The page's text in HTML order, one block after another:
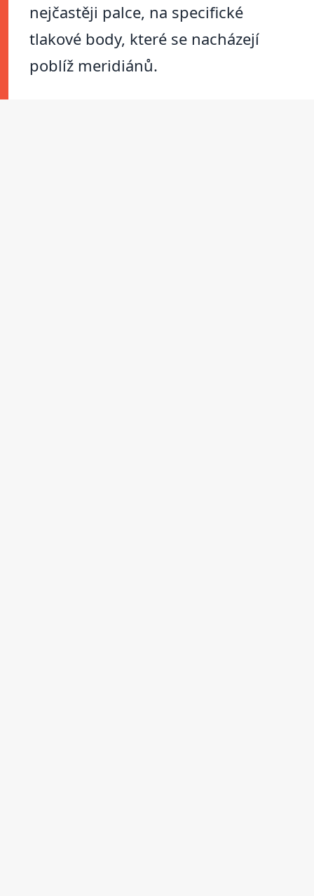
nejčastěji palce, na specifické
tlakové body, které se nacházejí
poblíž meridiánů.